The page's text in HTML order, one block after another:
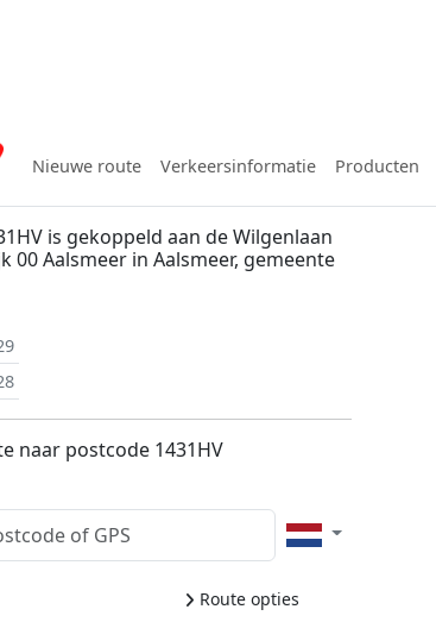
Nieuwe route Verkeersinformatie Producten
is gekoppeld aan de Wilgenlaan
00 Aalsmeer in Aalsmeer, gemeente
naar postcode 1431HV
Route opties